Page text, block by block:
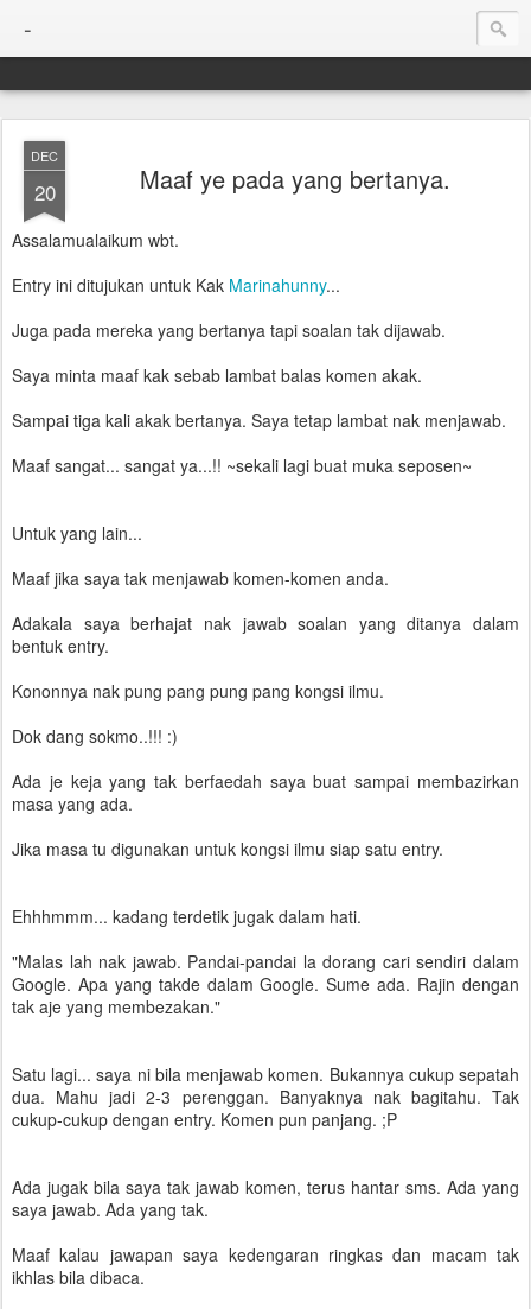
-
DEC
20 Maaf ye pada yang bertanya.
Assalamualaikum wbt.
Entry ini ditujukan untuk Kak Marinahunny...
Juga pada mereka yang bertanya tapi soalan tak dijawab.
Saya minta maaf kak sebab lambat balas komen akak.
Sampai tiga kali akak bertanya. Saya tetap lambat nak menjawab.
Maaf sangat... sangat ya...!! ~sekali lagi buat muka seposen~
Untuk yang lain...
Maaf jika saya tak menjawab komen-komen anda.
Adakala saya berhajat nak jawab soalan yang ditanya dalam
bentuk entry.
Kononnya nak pung pang pung pang kongsi ilmu.
Dok dang sokmo..!!! :)
Ada je keja yang tak berfaedah saya buat sampai membazirkan
masa yang ada.
Jika masa tu digunakan untuk kongsi ilmu siap satu entry.
Ehhhmmm... kadang terdetik jugak dalam hati.
"Malas lah nak jawab. Pandai-pandai la dorang cari sendiri dalam
Google. Apa yang takde dalam Google. Sume ada. Rajin dengan
tak aje yang membezakan."
Satu lagi... saya ni bila menjawab komen. Bukannya cukup sepatah
dua. Mahu jadi 2-3 perenggan. Banyaknya nak bagitahu. Tak
cukup-cukup dengan entry. Komen pun panjang. ;P
Ada jugak bila saya tak jawab komen, terus hantar sms. Ada yang
saya jawab. Ada yang tak.
Maaf kalau jawapan saya kedengaran ringkas dan macam tak
ikhlas bila dibaca.